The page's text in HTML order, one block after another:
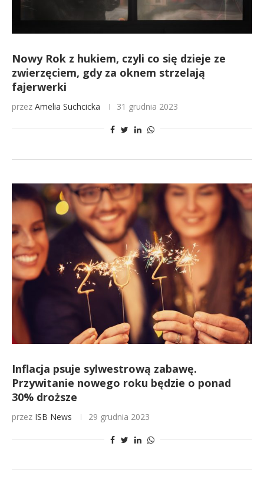
Nowy Rok z hukiem, czyli co się dzieje ze
zwierzęciem, gdy za oknem strzelają
fajerwerki
przez Amelia Suchcicka 31 grudnia 2023
Inflacja psuje sylwestrową zabawę.
Przywitanie nowego roku będzie o ponad
30% droższe
przez ISB News 29 grudnia 2023